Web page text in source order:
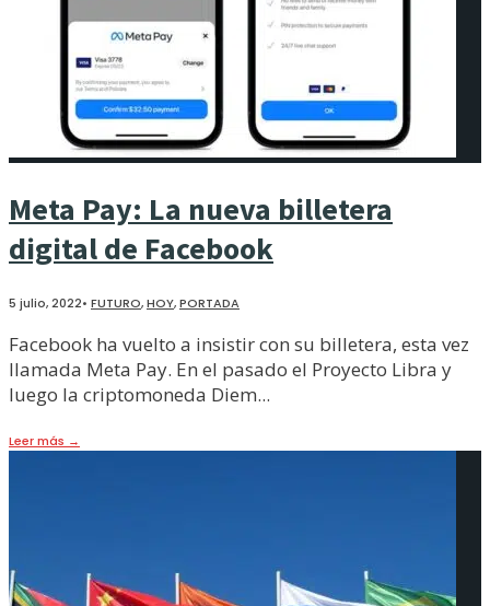
Meta Pay: La nueva billetera
digital de Facebook
5 julio, 2022• FUTURO,HOY,PORTADA
Facebook ha vuelto a insistir con su billetera, esta vez
llamada Meta Pay. En el pasado el Proyecto Libra y
luego la criptomoneda Diem...
Leer más →